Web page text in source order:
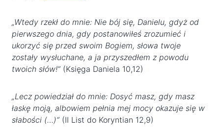
„Wtedy rzekł do mnie: Nie bój się, Danielu, gdyż od
pierwszego dnia, gdy postanowiłeś zrozumieć i
ukorzyć się przed swoim Bogiem, słowa twoje
zostały wysłuchane, a ja przyszedłem z powodu
twoich słów!” (Księga Daniela 10,12)
„Lecz powiedział do mnie: Dosyć masz, gdy masz
łaskę moją, albowiem pełnia mej mocy okazuje się w
słabości (…)” (II List do Koryntian 12,9)